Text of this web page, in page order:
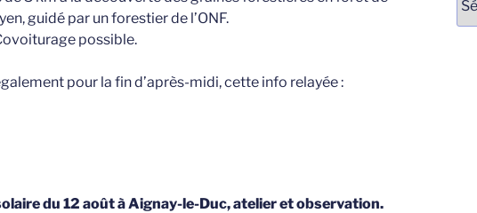
guidé par un forestier de l’ONF.
possible.
pour la fin d’après-midi, cette info relayée :
du 12 aoûtà Aignay-le-Duc, atelier et observation.